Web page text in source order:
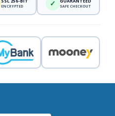
ENCRYPTED ✓ SAFE CHECKOUT